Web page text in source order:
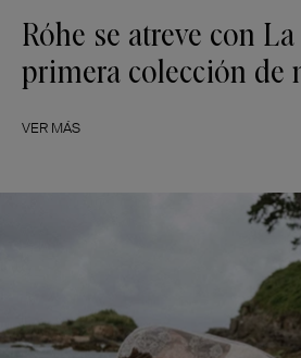
Róhe se atreve con
primera colección de
VER MÁS